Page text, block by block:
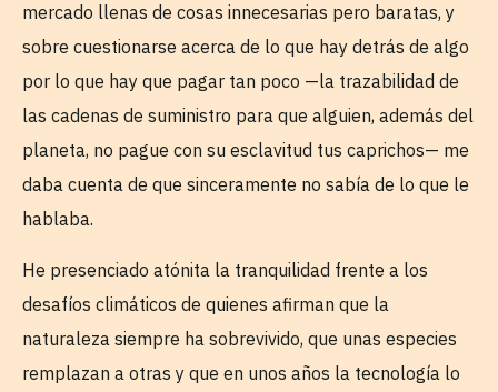
mercado llenas de cosas innecesarias pero baratas, y
sobre cuestionarse acerca de lo que hay detrás de algo
por lo que hay que pagar tan poco —la trazabilidad de
las cadenas de suministro para que alguien, además del
planeta, no pague con su esclavitud tus caprichos— me
daba cuenta de que sinceramente no sabía de lo que le
hablaba.
He presenciado atónita la tranquilidad frente a los
desafíos climáticos de quienes afirman que la
naturaleza siempre ha sobrevivido, que unas especies
remplazan a otras y que en unos años la tecnología lo